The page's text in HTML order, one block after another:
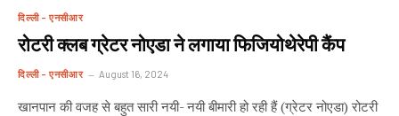
दिल्ली - एनसीआर
रोटरी क्लब ग्रेटर नोएडा ने लगाया फिजियोथेरेपी कैंप
दिल्ली - एनसीआर August 16, 2024
खानपान की वजह से बहुत सारी नयी- नयी बीमारी हो रही हैं (ग्रेटर नोएडा) रोटरी